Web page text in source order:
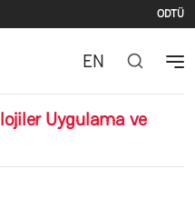
ODTÜ
Uygulama ve
EN